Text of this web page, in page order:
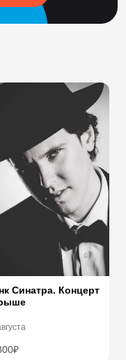
Синатра. Концерт